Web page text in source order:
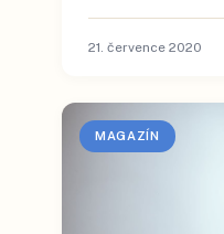
21. července 2020
MAGAZÍN